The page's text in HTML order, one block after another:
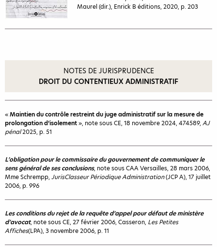
Maurel (dir.), Enrick B éditions, 2020, p. 203
NOTES DE JURISPRUDENCE
DROIT DU CONTENTIEUX ADMINISTRATIF
«Maintien du contrôle restreint du juge administratif sur la mesure de
prolongation d’isolement», note sous CE, 18 novembre 2024, 474589, AJ
pénal2025, p. 51
L’obligation pour le commissaire du gouvernement de communiquer le
sens général de ses conclusions, note sous CAA Versailles, 28 mars 2006,
Mme Schrempp, JurisClasseur Périodique Administration(JCP A), 17 juillet
2006, p. 996
Les conditions du rejet de la requête d’appel pour défaut de ministère
d’avocat, note sous CE, 27 février 2006, Casseron, Les Petites
Affiches(LPA), 3 novembre 2006, p. 11